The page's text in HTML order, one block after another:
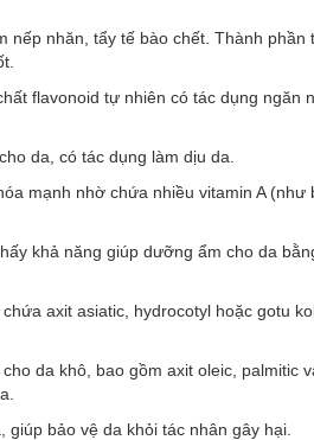
nếp nhăn, tẩy tế bào chết. Thành phần
flavonoid tự nhiên có tác dụng ngăn
da, có tác dụng làm dịu da.
mạnh nhờ chứa nhiều vitamin A (như
khả năng giúp dưỡng ẩm cho da
axit asiatic, hydrocotyl hoặc gotu
da khô, bao gồm axit oleic, palmitic
bảo vệ da khỏi tác nhân gây hại.